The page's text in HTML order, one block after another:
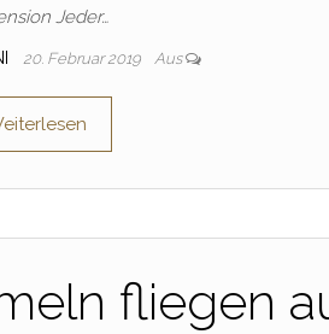
Jeder…
20. Februar 2019 Aus
fliegen